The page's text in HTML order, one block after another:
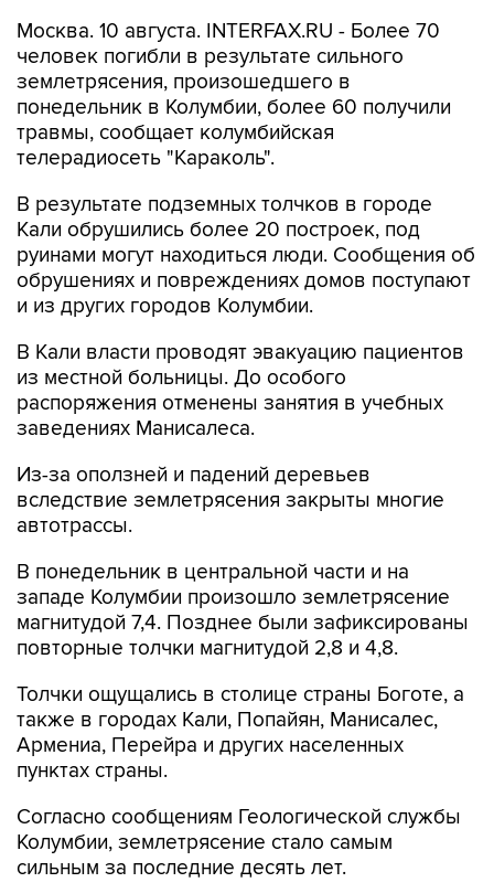
Москва. 10 августа. INTERFAX.RU - Более 70
человек погибли в результате сильного
землетрясения, произошедшего в
понедельник в Колумбии, более 60 получили
травмы, сообщает колумбийская
телерадиосеть "Караколь".
В результате подземных толчков в городе
Кали обрушились более 20 построек, под
руинами могут находиться люди. Сообщения об
обрушениях и повреждениях домов поступают
и из других городов Колумбии.
В Кали власти проводят эвакуацию пациентов
из местной больницы. До особого
распоряжения отменены занятия в учебных
заведениях Манисалеса.
Из-за оползней и падений деревьев
вследствие землетрясения закрыты многие
автотрассы.
В понедельник в центральной части и на
западе Колумбии произошло землетрясение
магнитудой 7,4. Позднее были зафиксированы
повторные толчки магнитудой 2,8 и 4,8.
Толчки ощущались в столице страны Боготе, а
также в городах Кали, Попайян, Манисалес,
Армениа, Перейра и других населенных
пунктах страны.
Согласно сообщениям Геологической службы
Колумбии, землетрясение стало самым
сильным за последние десять лет.